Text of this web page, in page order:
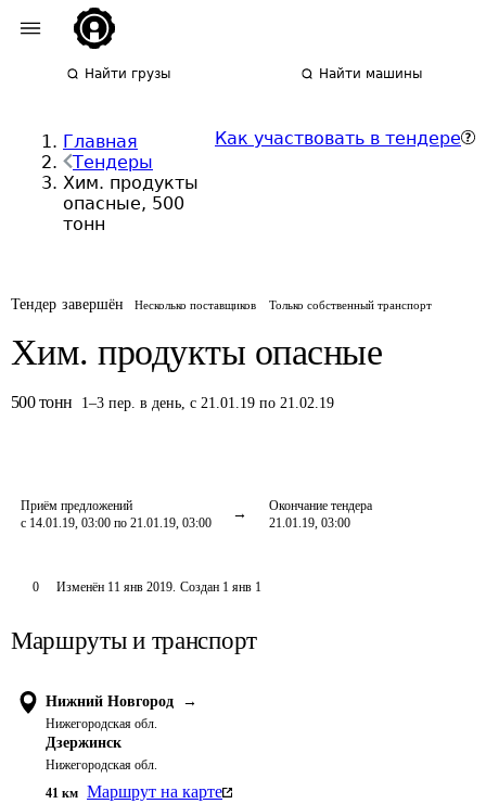
Найти грузы Найти машины
Главная
Тендеры
Хим. продукты
опасные, 500
тонн
Как участвовать в тендере
Тендер завершён Несколько поставщиков Только собственный транспорт
Хим. продукты опасные
500 тонн 1–3 пер. в день, с 21.01.19 по 21.02.19
Приём предложений
с 14.01.19, 03:00 по 21.01.19, 03:00
Окончание тендера
21.01.19, 03:00
0 Изменён 11 янв 2019. Создан 1 янв 1
Маршруты и транспорт
Нижний Новгород →
Нижегородская обл.
Дзержинск
Нижегородская обл.
41 км Маршрут на карте